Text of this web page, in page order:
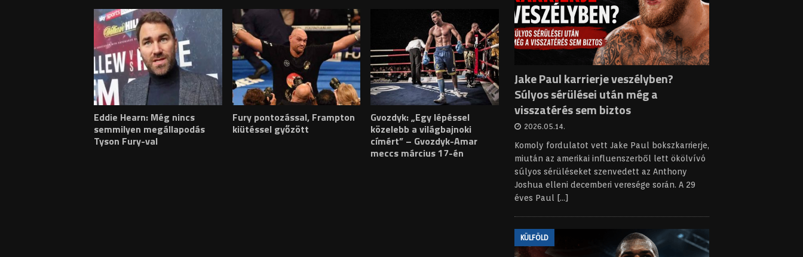
Eddie Hearn: Még nincs
semmilyen megállapodás
Tyson Fury-val
Fury pontozással, Frampton
kiütéssel győzött
Gvozdyk: „Egy lépéssel
közelebb a világbajnoki
címért” – Gvozdyk-Amar
meccs március 17-én
Jake Paul karrierje veszélyben?
Súlyos sérülései után még a
visszatérés sem biztos
2026.05.14.
Komoly fordulatot vett Jake Paul bokszkarrierje,
miután az amerikai influenszerből lett ökölvívó
súlyos sérüléseket szenvedett az Anthony
Joshua elleni decemberi veresége során. A 29
éves Paul
[...]
KÜLFÖLD